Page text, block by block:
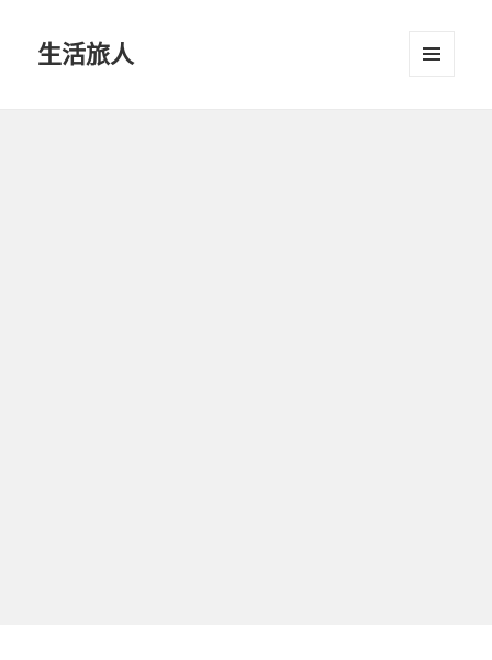
生活旅人